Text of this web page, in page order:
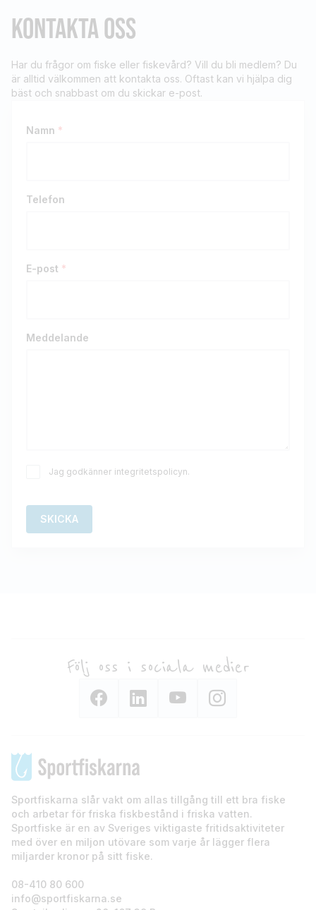
KONTAKTA OSS
Har du frågor om fiske eller fiskevård? Vill du bli medlem? Du
är alltid välkommen att kontakta oss. Oftast kan vi hjälpa dig
bäst och snabbast om du skickar e-post.
Namn *
Telefon
E-post *
Meddelande
Jag godkänner integritetspolicyn.
Följ oss i sociala medier
Sportfiskarna slår vakt om allas tillgång till ett bra fiske
och arbetar för friska fiskbestånd i friska vatten.
Sportfiske är en av Sveriges viktigaste fritidsaktiviteter
med över en miljon utövare som varje år lägger flera
miljarder kronor på sitt fiske.
08-410 80 600
info@sportfiskarna.se